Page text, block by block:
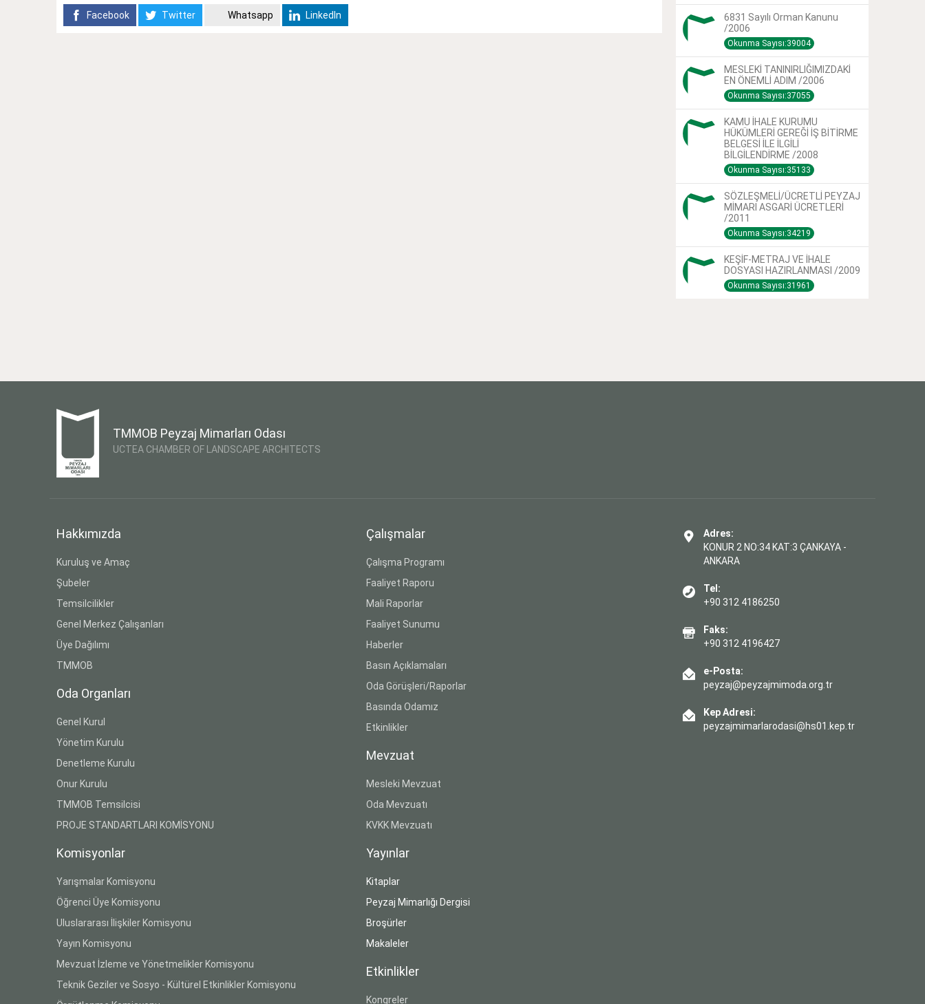
Facebook
Twitter Whatsapp LinkedIn
6831 Sayılı Orman Kanunu
/2006
Okunma Sayısı:39004
MESLEKİ TANINIRLIĞIMIZDAKİ
EN ÖNEMLİ ADIM /2006
Okunma Sayısı:37055
KAMU İHALE KURUMU
HÜKÜMLERİ GEREĞİ İŞ BİTİRME
BELGESİ İLE İLGİLİ
BİLGİLENDİRME /2008
Okunma Sayısı:35133
SÖZLEŞMELİ/ÜCRETLİ PEYZAJ
MİMARI ASGARİ ÜCRETLERİ
/2011
Okunma Sayısı:34219
KEŞİF-METRAJ VE İHALE
DOSYASI HAZIRLANMASI /2009
Okunma Sayısı:31961
TMMOB Peyzaj Mimarları Odası
UCTEA CHAMBER OF LANDSCAPE ARCHITECTS
Hakkımızda
Kuruluş ve Amaç
Şubeler
Temsilcilikler
Genel Merkez Çalışanları
Üye Dağılımı
TMMOB
Oda Organları
Genel Kurul
Yönetim Kurulu
Denetleme Kurulu
Onur Kurulu
TMMOB Temsilcisi
PROJE STANDARTLARI KOMİSYONU
Komisyonlar
Yarışmalar Komisyonu
Öğrenci Üye Komisyonu
Uluslararası İlişkiler Komisyonu
Yayın Komisyonu
Mevzuat İzleme ve Yönetmelikler Komisyonu
Teknik Geziler ve Sosyo - Kültürel Etkinlikler Komisyonu
Çalışmalar
Çalışma Programı
Faaliyet Raporu
Mali Raporlar
Faaliyet Sunumu
Haberler
Basın Açıklamaları
Oda Görüşleri/Raporlar
Basında Odamız
Etkinlikler
Mevzuat
Mesleki Mevzuat
Oda Mevzuatı
KVKK Mevzuatı
Yayınlar
Kitaplar
Peyzaj Mimarlığı Dergisi
Broşürler
Makaleler
Etkinlikler
Kongreler
Adres:
KONUR 2 NO:34 KAT:3 ÇANKAYA -
ANKARA
Tel:
+90 312 4186250
Faks:
+90 312 4196427
e-Posta:
peyzaj@peyzajmimoda.org.tr
Kep Adresi:
peyzajmimarlarodasi@hs01.kep.tr